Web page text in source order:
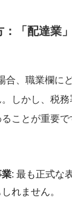
：「配達業
合、職業欄に
しかし、税
ことが重要
業: 最も正式な
れません。